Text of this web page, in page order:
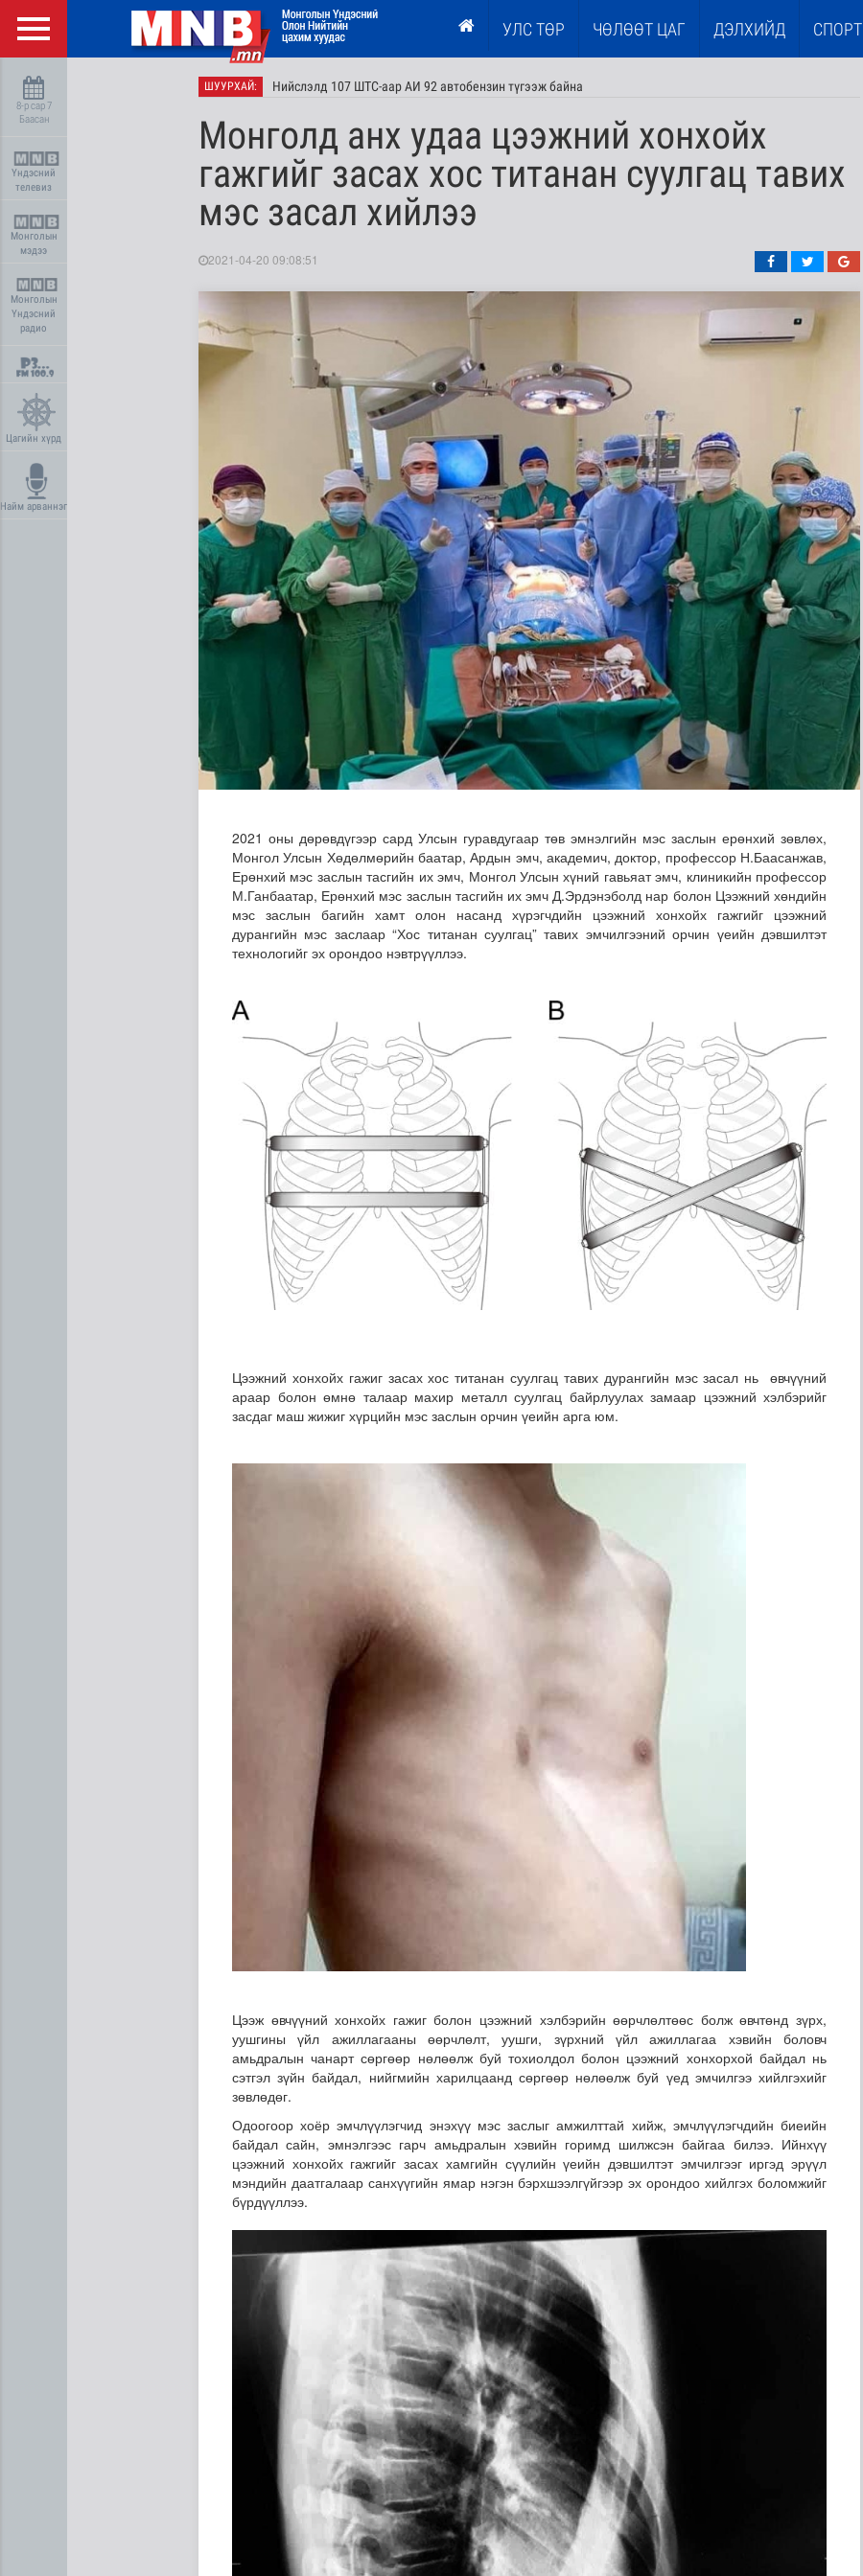
УЛС ТӨР ЧӨЛӨӨТ ЦАГ ДЭЛХИЙД СПОРТ
8-р сар 7
Баасан
Үндэсний
телевиз
Монголын
мэдээ
Монголын
Үндэсний
радио
Цагийн хүрд
Найм арваннэг
ШУУРХАЙ: Нийслэлд 107 ШТС-аар АИ 92 автобензин түгээж байна
Олон улсын туршлага судлах сургалт, дадлагад 14 алба хаагч хамрагдаж байна
Мета компанид 567 сая ам.долларын төлбөр ногдуулах шүүхийн шийдвэр гарчээ
Ирэх 10 хоногт цаг агаар ямар байх вэ
Монголд анх удаа цээжний хонхойх
гажгийг засах хос титанан суулгац тавих
мэс засал хийлээ
2021-04-20 09:08:51
2021 оны дөрөвдүгээр сард Улсын гуравдугаар төв эмнэлгийн мэс заслын ерөнхий зөвлөх,
Монгол Улсын Хөдөлмөрийн баатар, Ардын эмч, академич, доктор, профессор Н.Баасанжав,
Ерөнхий мэс заслын тасгийн их эмч, Монгол Улсын хүний гавьяат эмч, клиникийн профессор
М.Ганбаатар, Ерөнхий мэс заслын тасгийн их эмч Д.Эрдэнэболд нар болон Цээжний хөндийн
мэс заслын багийн хамт олон насанд хүрэгчдийн цээжний хонхойх гажгийг цээжний
дурангийн мэс заслаар “Хос титанан суулгац” тавих эмчилгээний орчин үеийн дэвшилтэт
технологийг эх орондоо нэвтрүүллээ.
Цээжний хонхойх гажиг засах хос титанан суулгац тавих дурангийн мэс засал нь өвчүүний
араар болон өмнө талаар махир металл суулгац байрлуулах замаар цээжний хэлбэрийг
засдаг маш жижиг хүрцийн мэс заслын орчин үеийн арга юм.
Цээж өвчүүний хонхойх гажиг болон цээжний хэлбэрийн өөрчлөлтөөс болж өвчтөнд зүрх,
уушгины үйл ажиллагааны өөрчлөлт, уушги, зүрхний үйл ажиллагаа хэвийн боловч
амьдралын чанарт сөргөөр нөлөөлж буй тохиолдол болон цээжний хонхорхой байдал нь
сэтгэл зүйн байдал, нийгмийн харилцаанд сөргөөр нөлөөлж буй үед эмчилгээ хийлгэхийг
зөвлөдөг.
Одоогоор хоёр эмчлүүлэгчид энэхүү мэс заслыг амжилттай хийж, эмчлүүлэгчдийн биеийн
байдал сайн, эмнэлгээс гарч амьдралын хэвийн горимд шилжсэн байгаа билээ. Ийнхүү
цээжний хонхойх гажгийг засах хамгийн сүүлийн үеийн дэвшилтэт эмчилгээг иргэд эрүүл
мэндийн даатгалаар санхүүгийн ямар нэгэн бэрхшээлгүйгээр эх орондоо хийлгэх боломжийг
бүрдүүллээ.